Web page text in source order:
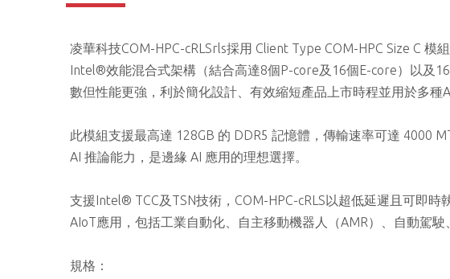
凌華科技COM-HPC-cRLSrls採用 Client Type COM-HPC Size C
Intel®效能混合式架構（結合高達8個P-core及16個E-core）以及
數但性能更強，利於簡化設計、有效縮短產品上市時程並用於多種
此模組支援最高達 128GB 的 DDR5 記憶體，傳輸速率可達 4000
AI 推論能力，是邊緣 AI 應用的理想選擇。
支援Intel® TCC及TSN技術，COM-HPC-cRLS以超低延遲且可即
AIoT應用，包括工業自動化、自主移動機器人（AMR）、自動駕駛
規格：